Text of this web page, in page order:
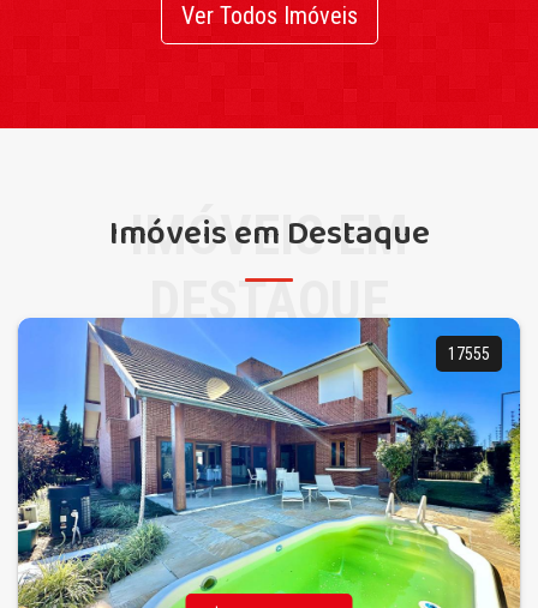
Ver Todos Imóveis
Imóveis em Destaque
IMÓVEIS EM
DESTAQUE
17555